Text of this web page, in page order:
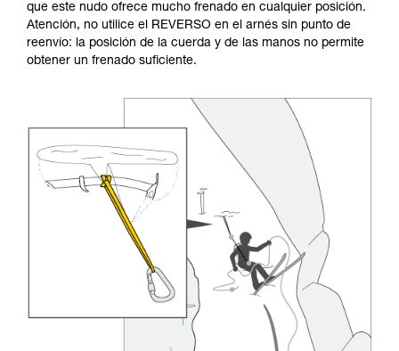
que este nudo ofrece mucho frenado en cualquier posición.
Atención, no utilice el REVERSO en el arnés sin punto de
reenvío: la posición de la cuerda y de las manos no permite
obtener un frenado suficiente.